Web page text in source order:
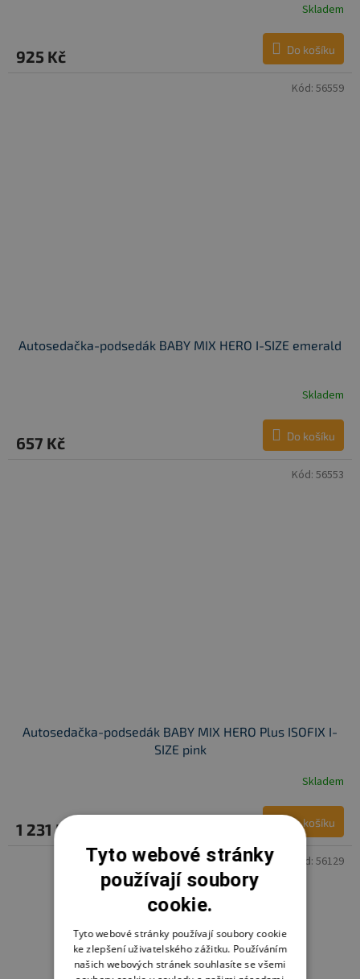
Skladem
925 Kč Do košíku
Autosedačka-podsedák BABY MIX HERO I-SIZE emerald
Skladem
657 Kč Do košíku
Kód: 56559
Autosedačka-podsedák BABY MIX HERO Plus ISOFIX I-
SIZE pink
Skladem
1 231 Kč Do košíku
Kód: 56553
Kód: 56129
Tyto webové stránky
používají soubory
cookie.
Tyto webové stránky používají soubory cookie
ke zlepšení uživatelského zážitku. Používáním
našich webových stránek souhlasíte se všemi